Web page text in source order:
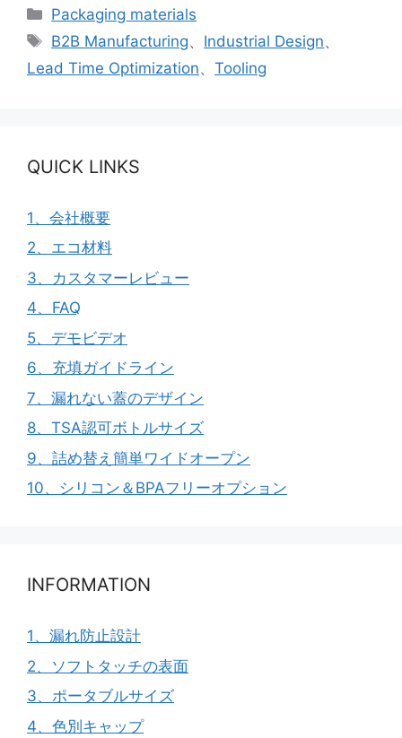
カ
テ
リ
Packaging materials
タ
グ
B2B Manufacturing、 Industrial Design、
Lead Time Optimization、 Tooling
QUICK LINKS
1、会社概要
2、エコ材料
3、カスタマーレビュー
4、FAQ
5、デモビデオ
6、充填ガイドライン
7、漏れない蓋のデザイン
8、TSA認可ボトルサイズ
9、詰め替え簡単ワイドオープン
10、シリコン＆BPAフリーオプション
INFORMATION
1、漏れ防止設計
2、ソフトタッチの表面
3、ポータブルサイズ
4、色別キャップ